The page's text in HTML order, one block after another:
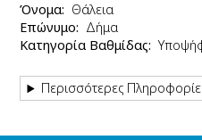
Όνομα
Θάλεια
Επώνυμο
Δήμα
Κατηγορία Βαθμίδας
Περισσότερες